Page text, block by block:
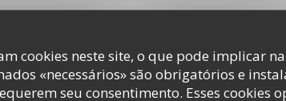
cookies neste site, o que pode implicar
«necessários» são obrigatórios e
seu consentimento. Esses cookies
:5/5 ambience:5 /5 menu :5/5 quality_price: 5/5